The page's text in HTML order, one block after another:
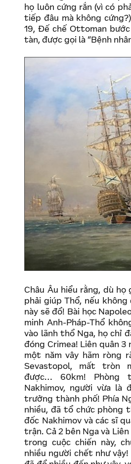
họ luôn cứng rắn (vì có
tiếp đâu mà không
19, Đế chế Ottoman
tàn, được gọi là “Bệnh
Châu Âu hiểu rằng, dù họ
phải giúp Thổ, nếu không
này sẽ đổ! Bài học
minh Anh-Pháp-Thổ
vào lãnh thổ Nga, họ chỉ
đóng Crimea! Liên quân 3
một năm vây hãm ròng
Sevastopol, mất tròn
được… 60km! Phòng
Nakhimov, người vừa là
trưởng thành phố! Phía
nhiều, đã tổ chức phòng
đốc Nakhimov và các sĩ
trận. Cả 2 bên Nga và
trong cuộc chiến này,
nhiều người chết như vậy!